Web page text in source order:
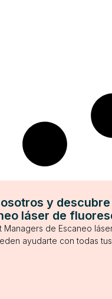
y
láser de
Managers de Escaneo
ayudarte con todas tus